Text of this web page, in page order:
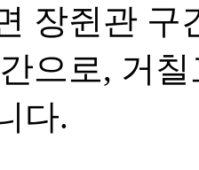
장쥔관 구
으로, 거
다.